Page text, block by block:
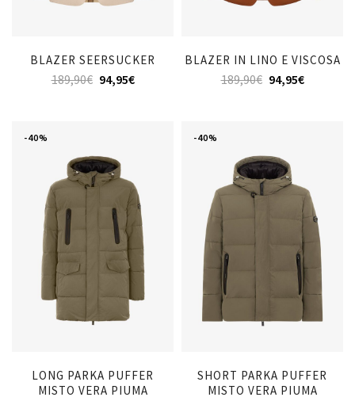
BLAZER SEERSUCKER
189,90€ 94,95€
BLAZER IN LINO E VISCOSA
189,90€ 94,95€
-40%
LONG PARKA PUFFER
MISTO VERA PIUMA
-40%
SHORT PARKA PUFFER
MISTO VERA PIUMA